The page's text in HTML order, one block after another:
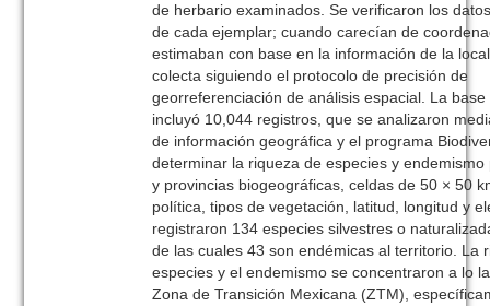
de herbario examinados. Se verificaron los
de cada ejemplar; cuando carecían de
estimaban con base en la información de la
colecta siguiendo el protocolo de precisión de
georreferenciación de análisis espacial. La
incluyó 10,044 registros, que se analizaron
de información geográfica y el programa
determinar la riqueza de especies y
y provincias biogeográficas, celdas de 50 × 50
política, tipos de vegetación, latitud, longitud y
registraron 134 especies silvestres o
de las cuales 43 son endémicas al territorio. La
especies y el endemismo se concentraron a lo
Zona de Transición Mexicana (ZTM),